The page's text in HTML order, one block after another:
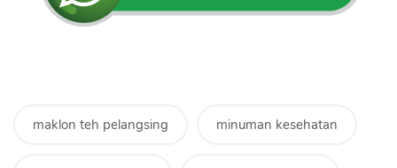
maklon teh pelangsing minuman kesehatan